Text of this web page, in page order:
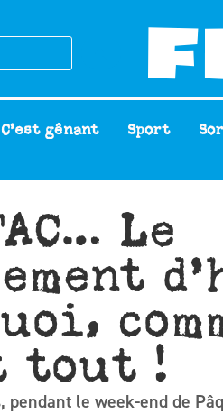
C’est gênant Sport
Le
tout !
pendant le week-end de